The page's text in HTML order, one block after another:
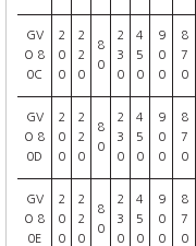
GV
O 8
0C
2
0
0
2
2
0
8
0
2
3
0
4
5
0
9
0
0
8
7
0
GV
O 8
0D
2
0
0
2
2
0
8
0
2
3
0
4
5
0
9
0
0
8
7
0
GV
O 8
0E
2
0
0
2
2
0
8
0
2
3
0
4
5
0
9
0
0
8
7
0